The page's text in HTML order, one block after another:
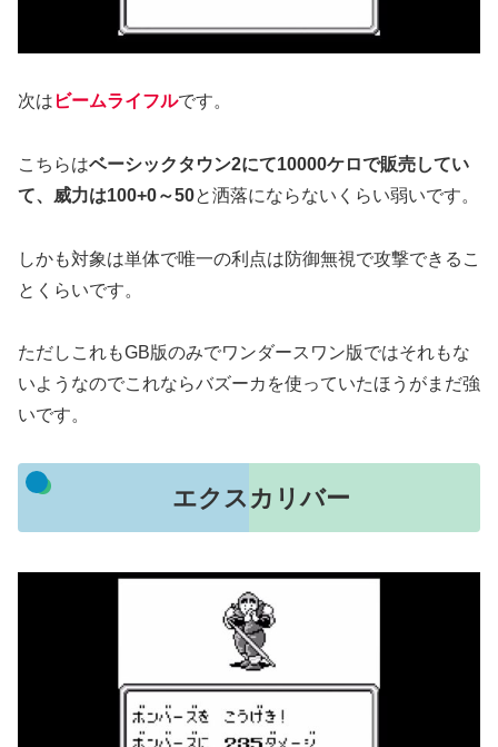
次は ビームライフルです。
こちらはベーシックタウン2にて10000ケロで販売してい
て、威力は100+0～50と洒落にならないくらい弱いです。
しかも対象は単体で唯一の利点は防御無視で攻撃できるこ
とくらいです。
ただしこれもGB版のみでワンダースワン版ではそれもな
いようなのでこれならバズーカを使っていたほうがまだ強
いです。
エクスカリバー